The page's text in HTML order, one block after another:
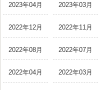
2023年04月 2023年03月
2022年12月 2022年11月
2022年08月 2022年07月
2022年04月 2022年03月